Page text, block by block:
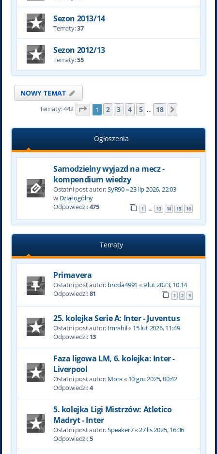
Sezon 2013/14
Tematy:37
Sezon 2012/13
Tematy:55
NOWY TEMAT
Tematy: 442 Strona z 18
1 2 3 4 5 … 18
Ogłoszenia
Samodzielny wyjazd na mecz -
kompendium wiedzy
Ostatni post autor:SyR90«23 lip 2026, 22:03
w Dział ogólny
Odpowiedzi:475 1 … 13 14 15 16
Tematy
Primavera
Ostatni post autor: broda4991 «9 lut 2023, 10:14
Odpowiedzi:81 1 2 3
25. kolejka Serie A: Inter - Juventus
Ostatni post autor: Imrahil« 15 lut 2026, 11:49
Odpowiedzi: 13
Faza ligowa LM, 6. kolejka: Inter -
Liverpool
Ostatni post autor: Mora« 10 gru 2025, 00:42
Odpowiedzi:4
5. kolejka Ligi Mistrzów: Atletico
Madryt - Inter
Ostatni post autor:Speaker7«27 lis 2025, 16:36
Odpowiedzi:5